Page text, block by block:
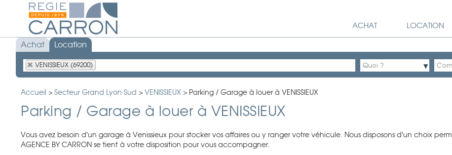
ACHAT LOCATION
Achat Location
VENISSIEUX (69200)
Accueil > Secteur Grand Lyon Sud > VENISSIEUX > Parking / Garage à louer à VENISSIEUX
Parking / Garage à louer à VENISSIEUX
Vous avez besoin d'un garage à Venissieux pour stocker vos affaires ou y ranger votre véhicule. Nous disposons d'un choix
AGENCE BY CARRON se tient à votre disposition pour vous accompagner.